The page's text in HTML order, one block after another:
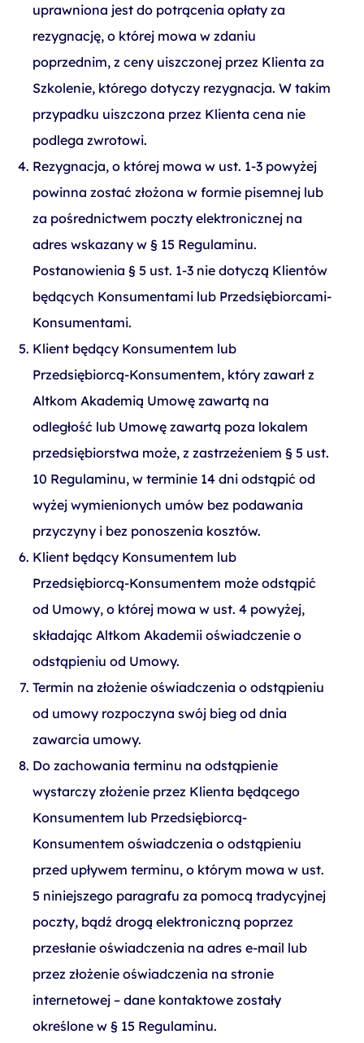
uprawniona jest do potrącenia opłaty za
rezygnację, o której mowa w zdaniu
poprzednim, z ceny uiszczonej przez Klienta za
Szkolenie, którego dotyczy rezygnacja. W takim
przypadku uiszczona przez Klienta cena nie
podlega zwrotowi.
Rezygnacja, o której mowa w ust. 1-3 powyżej
powinna zostać złożona w formie pisemnej lub
za pośrednictwem poczty elektronicznej na
adres wskazany w § 15 Regulaminu.
Postanowienia § 5 ust. 1-3 nie dotyczą Klientów
będących Konsumentami lub Przedsiębiorcami-
Konsumentami.
Klient będący Konsumentem lub
Przedsiębiorcą-Konsumentem, który zawarł z
Altkom Akademią Umowę zawartą na
odległość lub Umowę zawartą poza lokalem
przedsiębiorstwa może, z zastrzeżeniem § 5 ust.
10 Regulaminu, w terminie 14 dni odstąpić od
wyżej wymienionych umów bez podawania
przyczyny i bez ponoszenia kosztów.
Klient będący Konsumentem lub
Przedsiębiorcą-Konsumentem może odstąpić
od Umowy, o której mowa w ust. 4 powyżej,
składając Altkom Akademii oświadczenie o
odstąpieniu od Umowy.
Termin na złożenie oświadczenia o odstąpieniu
od umowy rozpoczyna swój bieg od dnia
zawarcia umowy.
Do zachowania terminu na odstąpienie
wystarczy złożenie przez Klienta będącego
Konsumentem lub Przedsiębiorcą-
Konsumentem oświadczenia o odstąpieniu
przed upływem terminu, o którym mowa w ust.
5 niniejszego paragrafu za pomocą tradycyjnej
poczty, bądź drogą elektroniczną poprzez
przesłanie oświadczenia na adres e-mail lub
przez złożenie oświadczenia na stronie
internetowej – dane kontaktowe zostały
określone w § 15 Regulaminu.